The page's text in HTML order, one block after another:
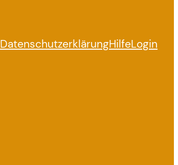
DatenschutzerklärungHilfeLogin